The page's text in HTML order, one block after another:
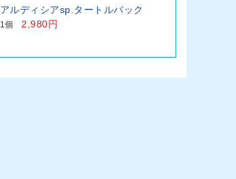
アルディシアsp.タートルバック
1個 2,980円